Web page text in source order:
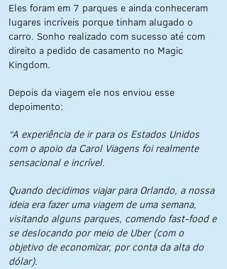
Eles foram em 7 parques e ainda conheceram
lugares incríveis porque tinham alugado o
carro. Sonho realizado com sucesso até com
direito a pedido de casamento no Magic
Kingdom.
Depois da viagem ele nos enviou esse
depoimento:
“A experiência de ir para os Estados Unidos
com o apoio da Carol Viagens foi realmente
sensacional e incrível.
Quando decidimos viajar para Orlando, a nossa
ideia era fazer uma viagem de uma semana,
visitando alguns parques, comendo fast-food e
se deslocando por meio de Uber (com o
objetivo de economizar, por conta da alta do
dólar).